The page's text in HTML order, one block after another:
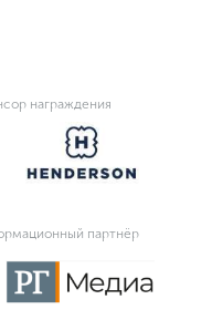
награждения
партнёр